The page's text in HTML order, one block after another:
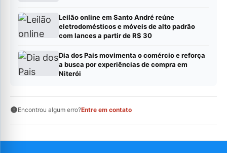
Leilão online em Santo André reúne
eletrodomésticos e móveis de alto padrão
com lances a partir de R$ 30
Dia dos Pais movimenta o comércio e reforça
a busca por experiências de compra em
Niterói
Encontrou algum erro?Entre em contato